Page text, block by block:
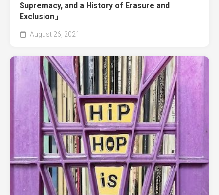
Supremacy, and a History of Erasure and
Exclusion」
August 26, 2021